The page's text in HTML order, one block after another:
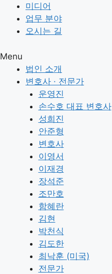
미디어
업무 분야
오시는 길
Menu
법인 소개
변호사 · 전문가
운영진
손수호 대표 변호사
성희진
안준형
변호사
이영서
이재경
장석준
조만호
함혜란
김현
박천식
김도한
최낙훈 (미국)
전문가